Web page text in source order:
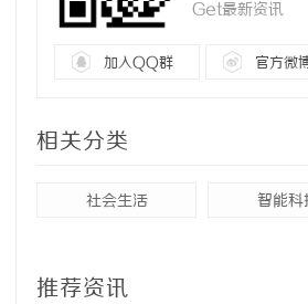
Get最新资讯
加入QQ群 官方微
相关分类
社会生活 智能科
推荐资讯